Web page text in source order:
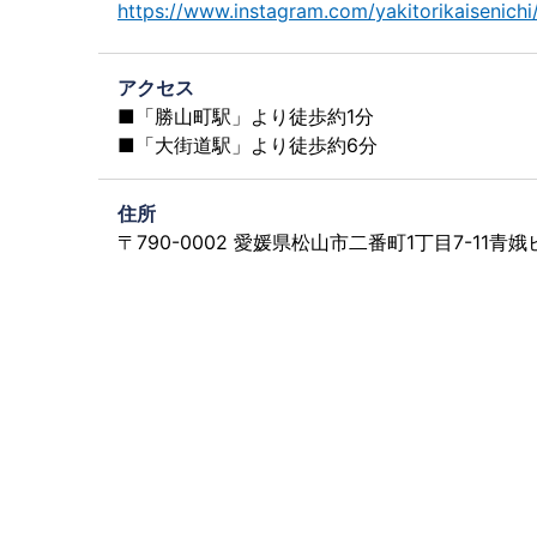
https://www.instagram.com/
アクセス
■「勝山町駅」より徒歩約1分
■「大街道駅」より徒歩約6分
住所
〒790-0002 愛媛県松山市二番町1丁目7-11青娥